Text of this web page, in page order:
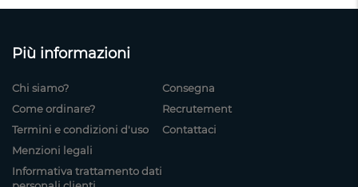
Più informazioni
Chi siamo?
Come ordinare?
Termini e condizioni d'uso
Menzioni legali
Informativa trattamento dati
Consegna
Recrutement
Contattaci